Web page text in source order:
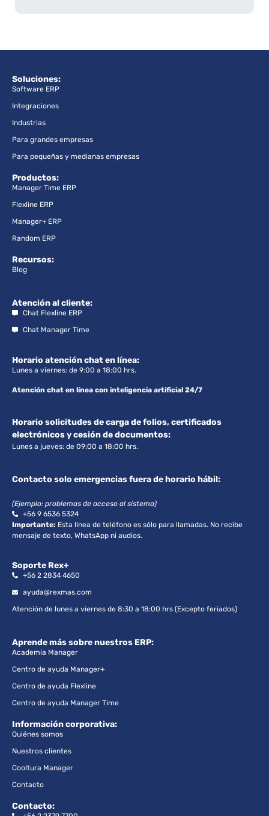
Soluciones:
Software ERP
Integraciones
Industrias
Para grandes empresas
Para pequeñas y medianas empresas
Productos:
Manager Time ERP
Flexline ERP
Manager+ ERP
Random ERP
Recursos:
Blog
Atención al cliente:
Chat Flexline ERP
Chat Manager Time
Horario atención chat en línea:
Lunes a viernes: de 9:00 a 18:00 hrs.
Atención chat en línea con inteligencia artificial 24/7
Horario solicitudes de carga de folios, certificados
electrónicos y cesión de documentos:
Lunes a jueves: de 09:00 a 18:00 hrs.
Contacto solo emergencias fuera de horario hábil:
(Ejemplo: problemas de acceso al sistema)
+56 9 6536 5324
Importante: Esta línea de teléfono es sólo para llamadas. No recibe
mensaje de texto, WhatsApp ni audios.
Soporte Rex+
+56 2 2834 4650
ayuda@rexmas.com
Atención de lunes a viernes de 8:30 a 18:00 hrs (Excepto feriados)
Aprende más sobre nuestros ERP:
Academia Manager
Centro de ayuda Manager+
Centro de ayuda Flexline
Centro de ayuda Manager Time
Información corporativa:
Quiénes somos
Nuestros clientes
Cooltura Manager
Contacto
Contacto: